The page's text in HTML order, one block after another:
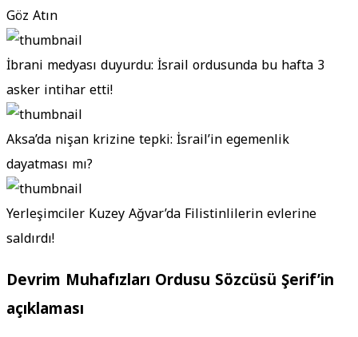
Göz Atın
İbrani medyası duyurdu: İsrail ordusunda bu hafta 3
asker intihar etti!
Aksa’da nişan krizine tepki: İsrail’in egemenlik
dayatması mı?
Yerleşimciler Kuzey Ağvar’da Filistinlilerin evlerine
saldırdı!
Devrim Muhafızları Ordusu Sözcüsü Şerif’in
açıklaması